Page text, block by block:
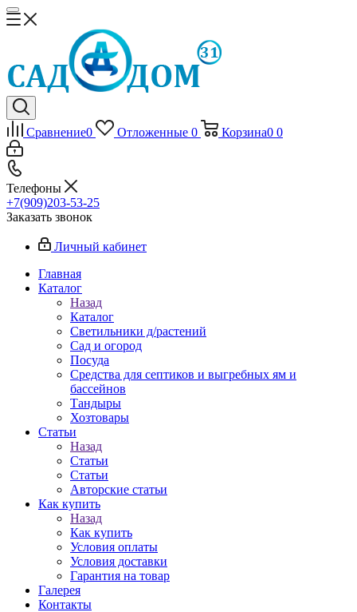
Сравнение0 Отложенные 0 Корзина0 0
Телефоны
+7(909)203-53-25
Заказать звонок
Личный кабинет
Главная
Каталог
Назад
Каталог
Светильники д/растений
Сад и огород
Посуда
Средства для септиков и выгребных ям и
бассейнов
Тандыры
Хозтовары
Статьи
Назад
Статьи
Статьи
Авторские статьи
Как купить
Назад
Как купить
Условия оплаты
Условия доставки
Гарантия на товар
Галерея
Контакты